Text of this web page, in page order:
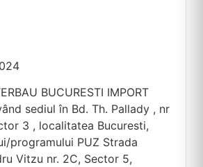
BUCURESTI IMPORT
sediul în Bd. Th. Pallady , nr
3 , localitatea Bucuresti,
programului PUZ Strada
Vitzu nr. 2C, Sector 5,